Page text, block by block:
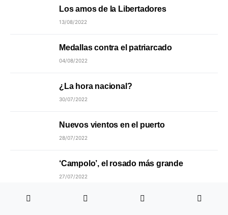
Los amos de la Libertadores
13/08/2022
Medallas contra el patriarcado
04/08/2022
¿La hora nacional?
30/07/2022
Nuevos vientos en el puerto
28/07/2022
‘Campolo’, el rosado más grande
27/07/2022
La parábola de Klimber